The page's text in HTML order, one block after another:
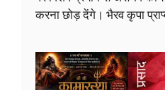
July 9, 2026
गहन प्रतीक? Mrigakshi
संदर्भ, शक्ति परंपरा और